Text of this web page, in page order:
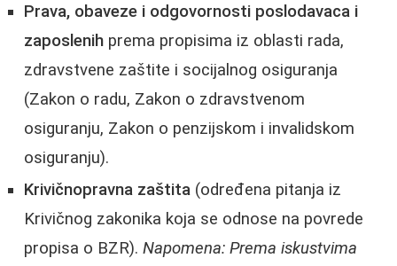
Prava, obaveze i odgovornosti poslodavaca i
zaposlenih prema propisima iz oblasti rada,
zdravstvene zaštite i socijalnog osiguranja
(Zakon o radu, Zakon o zdravstvenom
osiguranju, Zakon o penzijskom i invalidskom
osiguranju).
Krivičnopravna zaštita (određena pitanja iz
Krivičnog zakonika koja se odnose na povrede
propisa o BZR). Napomena: Prema iskustvima